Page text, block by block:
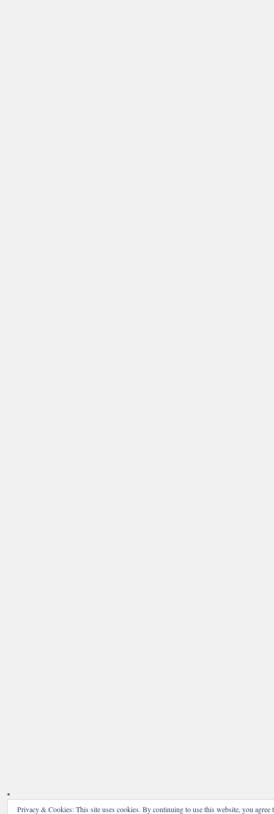
Privacy & Cookies: This site uses cookies. By continuing to use this website, you agree